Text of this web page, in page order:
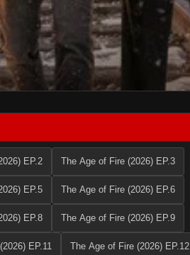
EP.2 The Age of Fire (2026) EP.3
EP.5 The Age of Fire (2026) EP.6
EP.8 The Age of Fire (2026) EP.9
EP.11 The Age of Fire (2026) EP.12